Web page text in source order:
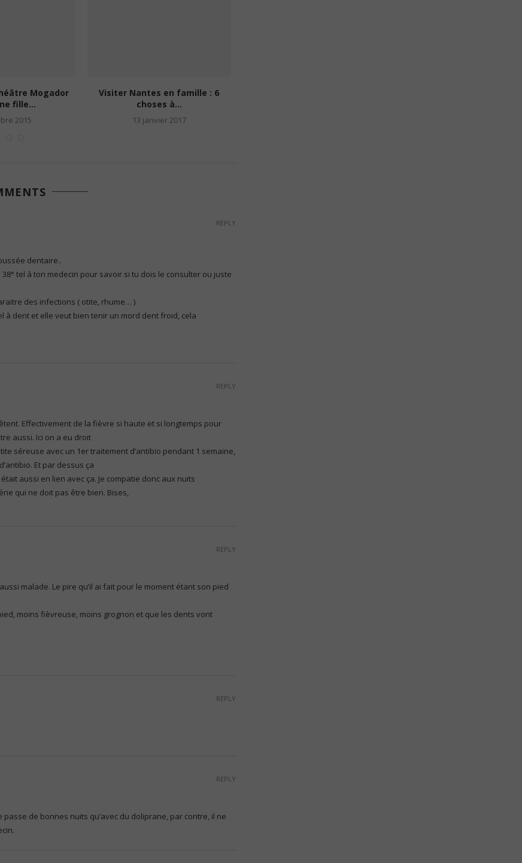
Mogador
fille...
2015
Visiter Nantes en famille : 6
choses à...
13 janvier 2017
dentaire..
tel à ton medecin pour savoir si tu dois le consulter ou juste
des infections ( otite, rhume… )
à dent et elle veut bien tenir un mord dent froid, cela
REPLY
Effectivement de la fièvre si haute et si longtemps pour
aussi. Ici on a eu droit
séreuse avec un 1er traitement d’antibio pendant 1 semaine,
Et par dessus ça
aussi en lien avec ça. Je compatie donc aux nuits
qui ne doit pas être bien. Bises,
REPLY
malade. Le pire qu’il ai fait pour le moment étant son pied
moins fièvreuse, moins grognon et que les dents vont
REPLY
REPLY
de bonnes nuits qu’avec du doliprane, par contre, il ne
REPLY